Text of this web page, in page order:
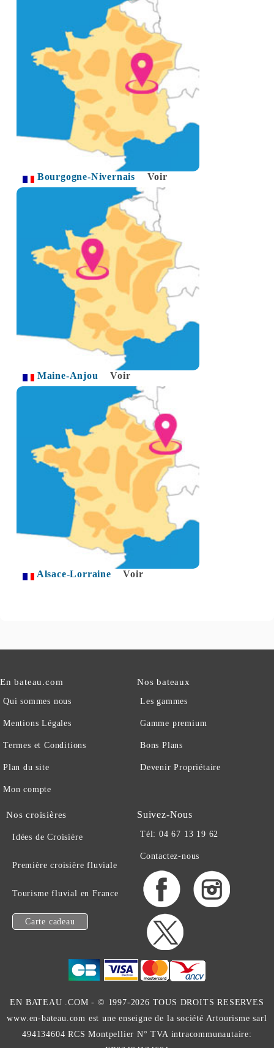
Bourgogne-Nivernais Voir
Maine-Anjou Voir
Alsace-Lorraine Voir
En bateau.com
Qui sommes nous
Mentions Légales
Termes et Conditions
Plan du site
Mon compte
Nos bateaux
Les gammes
Gamme premium
Bons Plans
Devenir Propriétaire
Nos croisières
Idées de Croisière
Première croisière fluviale
Tourisme fluvial en France
Carte cadeau
Suivez-Nous
Tél: 04 67 13 19 62
Contactez-nous
EN BATEAU .COM - © 1997-2026 TOUS DROITS RESERVES
www.en-bateau.com est une enseigne de la société Artourisme sarl
494134604 RCS Montpellier N° TVA intracommunautaire: